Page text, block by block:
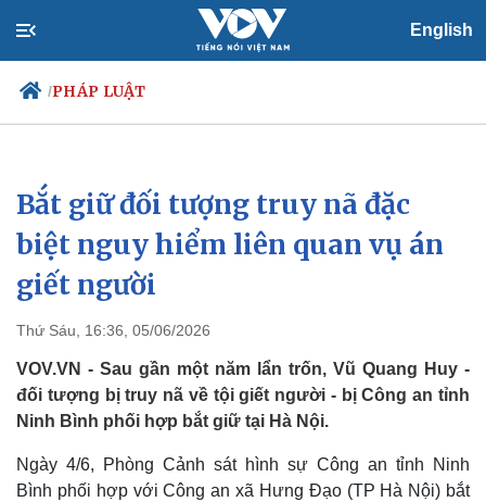
English
/PHÁP LUẬT
Chính trị
Đảng
Tổ chức nhân sự
Quốc hội
Nhận diện sự thật
Xã hội
Tin 24h
Dự báo thời tiết
Bắt giữ đối tượng truy nã đặc
biệt nguy hiểm liên quan vụ án
giết người
Thứ Sáu, 16:36, 05/06/2026
VOV.VN - Sau gần một năm lẩn trốn, Vũ Quang Huy -
đối tượng bị truy nã về tội giết người - bị Công an tỉnh
Ninh Bình phối hợp bắt giữ tại Hà Nội.
Ngày 4/6, Phòng Cảnh sát hình sự Công an tỉnh Ninh
Bình phối hợp với Công an xã Hưng Đạo (TP Hà Nội) bắt